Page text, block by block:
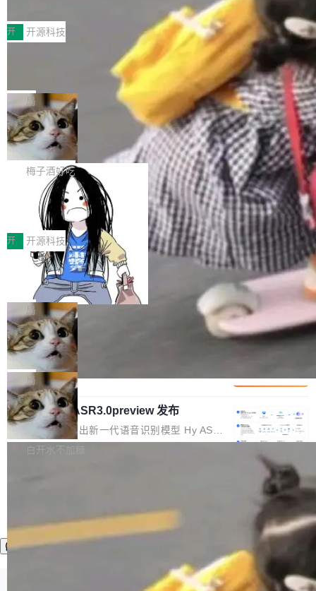
于自研UCL-Engine通信引擎，后续腾讯网平将
持续开源更多基于UCL-Engine的高性能通信组
件。 腾讯网平团队在UCL-MPComm中实现了一
个独立于业务线程的全局通信引擎（Engine），
助力企业AI研发安全落地 当前，越来越多企业已
经开始引入 AI Coding 工具，通过调用公有云模
型或企业内部部署模型提升研发效率。但随着 AI
Coding 从个人辅助工具逐步走向团队级、组织
级应用，企业在规模化落地过程中，对安全性、
可控性和代码质量提出了更高要求。 首先是数据
安全与合规要求。对于大多数普通研发场景，公
有云模型能够满足快速试用和效率提升的需求。
但对于金融、能源、医疗等对数据安全要求较...
前不久，工业和信息化部正式发布《2025年人工
智能应用典型案例名单》，集中展示人工智能在
各领域的应用成果，覆盖技术底座、行业赋能、
产品应用、支撑保障、专题等五大方向。深信服
AI算力网关（AI创新平台）成功入选！ 随着各行
各业的Agent走向规模化建设，算力构成形态逐
渐丰富，用户关注的重点也在发生变化：不只是
让AI用起来，还要进一步看清混合算力时代下，
Token花在哪里、算力是否被充分利用，以及持
续增长的AI成本该如何优化。 深信服AI算力网关
正是围绕这些实际问题，从Token治理和成本治
理两个方面，让用户的每一份算力都看得清、管
得住、用得稳、省得下、更安全！ 一、从现在开
始，Token使用一目...
开 开源科技
Jeff Dean 离开 Google：一个时代的结
束，一个实验室的开始
Google 员工编号 20。MapReduce 作者之一。
Bigtable 作者之一。TensorFlow 的作者之一。
Gemini 的架构师。Google 首席科学家。 Jeff D
ean 在 Google 工作了 27 年后，宣布离职。 他
不是一个人走。一同离开的还有 Sanjay Ghema
wat（Google 员工编号 23，Jeff Dean 二十多
年的编程搭档，MapReduce 和 Bigtable 的共同
作者）、Quoc Le（Google 大脑核心成员，Se
q2Seq 和 DocAI 的共同发明人）以及 Oriol Vin
yals（Gemini 联合负责人，AlphaSta...
局
🔥 SolonCode v2026.8.4 发布：界面
字体可调、22 种语言、记忆搜索增强
打开终端就能上岗的全中文编码智能体，这一轮
把「看得清、用母语、记得住」三件事一次补
齐。 SolonCode 是什么 SolonCode 是杭州无
耳科技研发的企业级终端编码智能体——一位全
中文驱动的数字员工，自主理解需求、规划步
骤、编写代码。不挑模型、不挑平台，curl 一行
装完即用。 开源地址：Gitee · GitCode · GitHu
b 安装 支持 Java 8+（8~26）、macOS / Linu
x / Windows / Harmony PC。 # macOS / Linu
x / Harmony PC curl -fsSL https://solon.noea
r.org/solon...
梅子酒好吃
让“代码语义理解”深度释放AI Coding
价值潜能：华为云码道（CodeArts）
代码仓技术解析
一、代码仓深度理解技术的作用与价值 在软件工
程实践中，代码仓是企业核心知识资产的主要载
体。企业级代码仓库通常包含数十万乃至数百万
个文件，其规模远超单次模型调用可承载的上下
文窗口。随着项目规模的持续扩张与代码历史的
不断累积，代码仓中的模块关系、接口契约、业
务逻辑等关键信息往往分散于数十乃至数百个文
件之中，形成高度复杂的知识关联网络。传统的
代码检索手段（如关键词匹配、目录遍历）仅能
在语法层面完成文本定位，难以触及代码的语义
内涵与结构关联，导致开发者使用代码智能体在
理解大规模代码仓时面临显著"代码仓理解"瓶
颈。 代码仓深度理解服务（以下简称" CodeBas
e深度理解服务"）是华为云码道（CodeA...
开 开源科技
一条“删库”命令跑 17 小时，算法工程
师删光 89TB 数据只为干私活
最高人民检察院8月4日公布了一起案件：北京一
名90后算法工程师王某，为了给自己接的私活腾
服务器空间，删光了公司AI游戏部门的全部核心
数据。 王某2024年1月入职东城区某科技公司AI
短剧部门，有互联网大厂背景。在公司内部架构
调整期间，部门三次通知全员将数据从A集群迁
移到B集群，王某都回复了"收到"。 他没有迁移
数据。2024年9月3日下午4点，他使用此前登录
的账号密码进入A集群，输入了一条被程序员圈
称为"删库跑路"的命令——最高管理员权限、无
局
Cloudflare 分享推理优化实践：KV ca
che 量化 + 权重压缩，吞吐量提升 4
1%，成本降 30%
Kimi 和 GLM 是当前最强的大模型系列之一，但
它们有一个共同的问题：太吃显存了。月之暗面
的 Kimi K 系列和智谱的 GLM 都是长上下文、M
oE 架构的大模型，好用到让人上瘾，但 GPU 显
存永远不够用。 Cloudflare 的 Workers AI 团队
一直在跑这些模型的推理。他们在官方博客上发
整性保护。效果是：吞吐量提升 41%，每 token
成本降低 30%，精度不变。 FP8 省的不仅是显
存 KV cache 是推理时最吃显...
局
腾讯混元 Hy ASR3.0preview 发布
腾讯混元正式推出新一代语音识别模型 Hy ASR
3.0preview。基于最新一代大语言模型 Hy3 的
让语音识别不再只是听清，而是真正听懂。通过
先理解你的语境和意图，再把准确的文字直接给
到你。从“逐字转写、单点优化”演进为“理解语
境、兼容场景、一键直出”。 Hy ASR 3.0 previe
w 不要求标准普通话，方言识别覆盖粤语、吴语
白开水不加糖
©OSCHINA(OSChina.NET) 京ICP备2025119063号